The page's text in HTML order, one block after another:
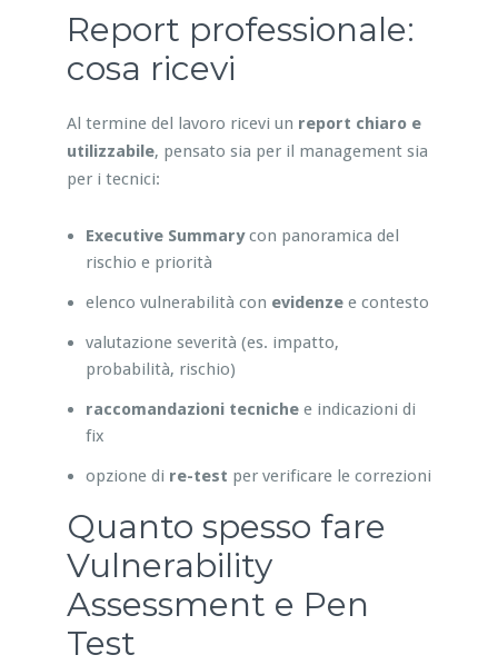
Report professionale:
cosa ricevi
Al termine del lavoro ricevi un report chiaro e
utilizzabile, pensato sia per il management sia
per i tecnici:
Executive Summarycon panoramica del
rischio e priorità
elenco vulnerabilità con evidenzee contesto
valutazione severità (es. impatto,
probabilità, rischio)
raccomandazioni tecnichee indicazioni di
fix
opzione di re-test per verificare le correzioni
Quanto spesso fare
Vulnerability
Assessment e Pen
Test